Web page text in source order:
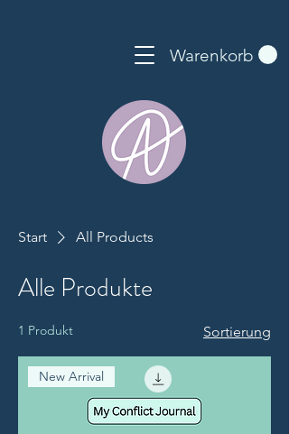
Warenkorb
Start All Products
Alle Produkte
1 Produkt Sortierung
New Arrival